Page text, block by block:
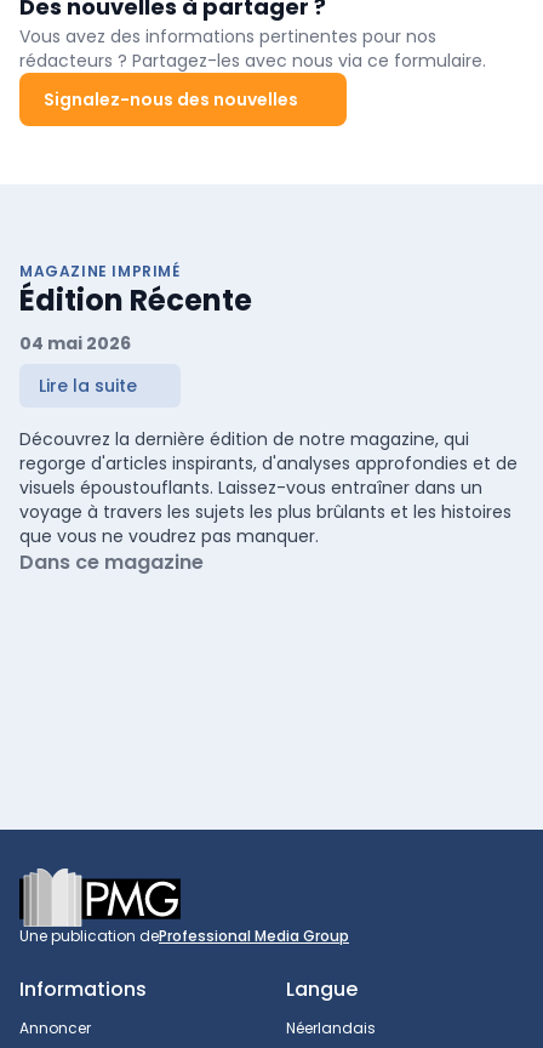
Des nouvelles à partager ?
Vous avez des informations pertinentes pour nos
rédacteurs ? Partagez-les avec nous via ce formulaire.
Signalez-nous des nouvelles
MAGAZINE IMPRIMÉ
Édition Récente
04 mai 2026
Lire la suite
Découvrez la dernière édition de notre magazine, qui
regorge d'articles inspirants, d'analyses approfondies et de
visuels époustouflants. Laissez-vous entraîner dans un
voyage à travers les sujets les plus brûlants et les histoires
que vous ne voudrez pas manquer.
Dans ce magazine
Footer
Une publication deProfessional Media Group
Informations
Annoncer
Langue
Néerlandais